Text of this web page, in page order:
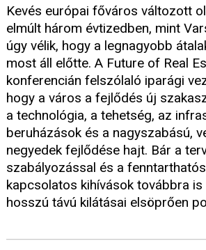
Kevés európai főváros változott
elmúlt három évtizedben, mint
úgy vélik, hogy a legnagyobb
most áll előtte. A Future of Real
konferencián felszólaló iparági
hogy a város a fejlődés új
a technológia, a tehetség, az
beruházások és a nagyszabású,
negyedek fejlődése hajt. Bár a
szabályozással és a
kapcsolatos kihívások továbbra is
hosszú távú kilátásai elsöprően